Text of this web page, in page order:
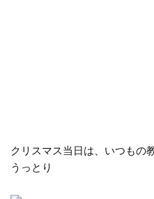
クリスマス当日は、いつもの
うっとり